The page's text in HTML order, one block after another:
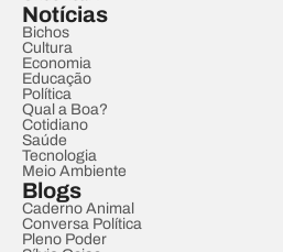
Notícias
Bichos
Cultura
Economia
Educação
Política
Qual a Boa?
Cotidiano
Saúde
Tecnologia
Meio Ambiente
Blogs
Caderno Animal
Conversa Política
Pleno Poder